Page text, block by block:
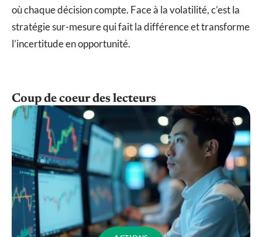
où chaque décision compte. Face à la volatilité, c’est la
stratégie sur-mesure qui fait la différence et transforme
l’incertitude en opportunité.
Coup de coeur des lecteurs